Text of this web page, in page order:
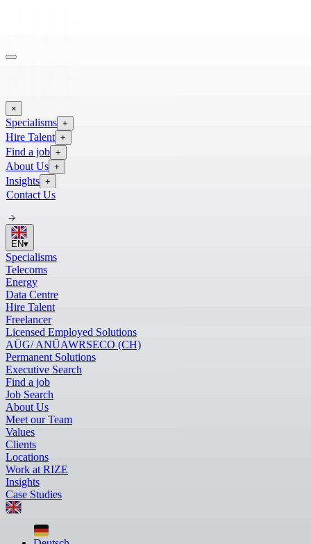
×
Specialisms +
Hire Talent +
Find a job +
About Us +
Insights +
Contact Us
EN▾
Specialisms
Telecoms
Energy
Data Centre
Hire Talent
Freelancer
Licensed Employed Solutions
AÜG/ ANÜAWRSECO (CH)
Permanent Solutions
Executive Search
Find a job
Job Search
About Us
Meet our Team
Values
Clients
Locations
Work at RIZE
Insights
Case Studies